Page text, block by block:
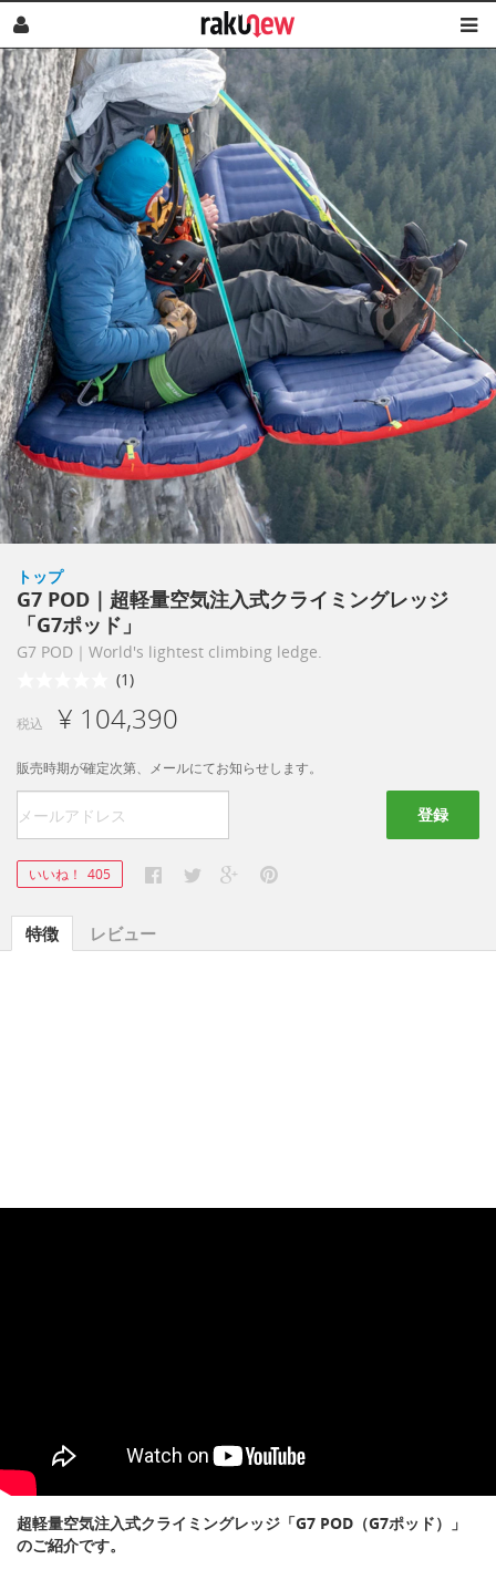
トップ
G7 POD｜超軽量空気注入式クライミングレッジ
「G7ポッド」
G7 POD｜World's lightest climbing ledge.
(1)
税込 ¥ 104,390
販売時期が確定次第、メールにてお知らせします。
登録
いいね！ 405
特徴 レビュー
超軽量空気注入式クライミングレッジ「G7 POD（G7ポッド）」
のご紹介です。